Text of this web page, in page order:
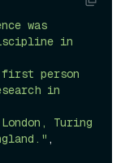
was
in
first person
in
Turing
,